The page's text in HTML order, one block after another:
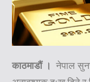
काठमाडौं । नेपाल